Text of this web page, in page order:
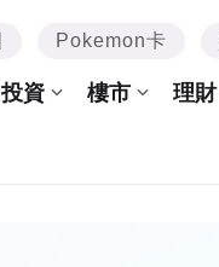
Pokemon卡
投資 樓市 理財